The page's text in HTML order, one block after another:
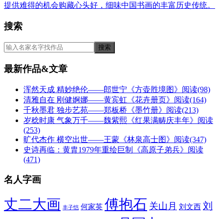
提供难得的机会购藏心头好，细味中国书画的丰富历史传统。
搜索
最新作品&文章
浑然天成 精妙绝伦——郎世宁《方壶胜境图》 阅读(98)
清雅自在 刚健婀娜——黄宾虹《花卉册页》 阅读(164)
千秋墨君 独步艺苑——郑板桥《墨竹册》 阅读(213)
岁稔时康 气象万千——魏紫熙《红果满畴庆丰年》 阅读
(253)
旷代杰作 横空出世——王蒙《林泉高士图》 阅读(347)
史诗再临：黄胄1979年重绘巨制《高原子弟兵》 阅读
(471)
名人字画
丈二大画 丰子恺 何家英 傅抱石 关山月 刘文西 刘